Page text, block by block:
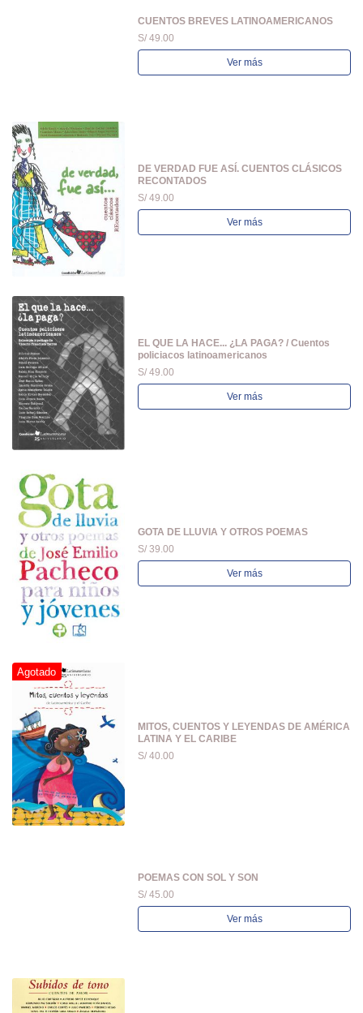
CUENTOS BREVES LATINOAMERICANOS
S/ 49.00
Ver más
DE VERDAD FUE ASÍ. CUENTOS CLÁSICOS
RECONTADOS
S/ 49.00
Ver más
EL QUE LA HACE... ¿LA PAGA? / Cuentos
policiacos latinoamericanos
S/ 49.00
Ver más
GOTA DE LLUVIA Y OTROS POEMAS
S/ 39.00
Ver más
Agotado
MITOS, CUENTOS Y LEYENDAS DE AMÉRICA
LATINA Y EL CARIBE
S/ 40.00
POEMAS CON SOL Y SON
S/ 45.00
Ver más